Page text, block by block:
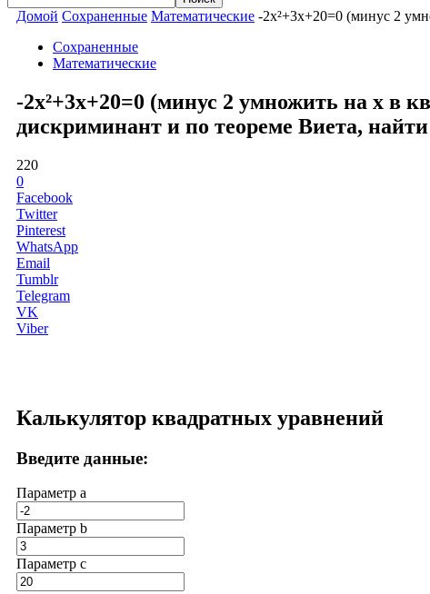
Домой Сохраненные Математические -2x²+3x+20=0 (минус 2
Сохраненные
Математические
-2x²+3x+20=0 (минус 2 умножить на x в
дискриминант и по теореме Виета,
220
0
Facebook
Twitter
Pinterest
WhatsApp
Email
Tumblr
Telegram
VK
Viber
Калькулятор квадратных уравнений
Введите данные:
Параметр a
Параметр b
Параметр с